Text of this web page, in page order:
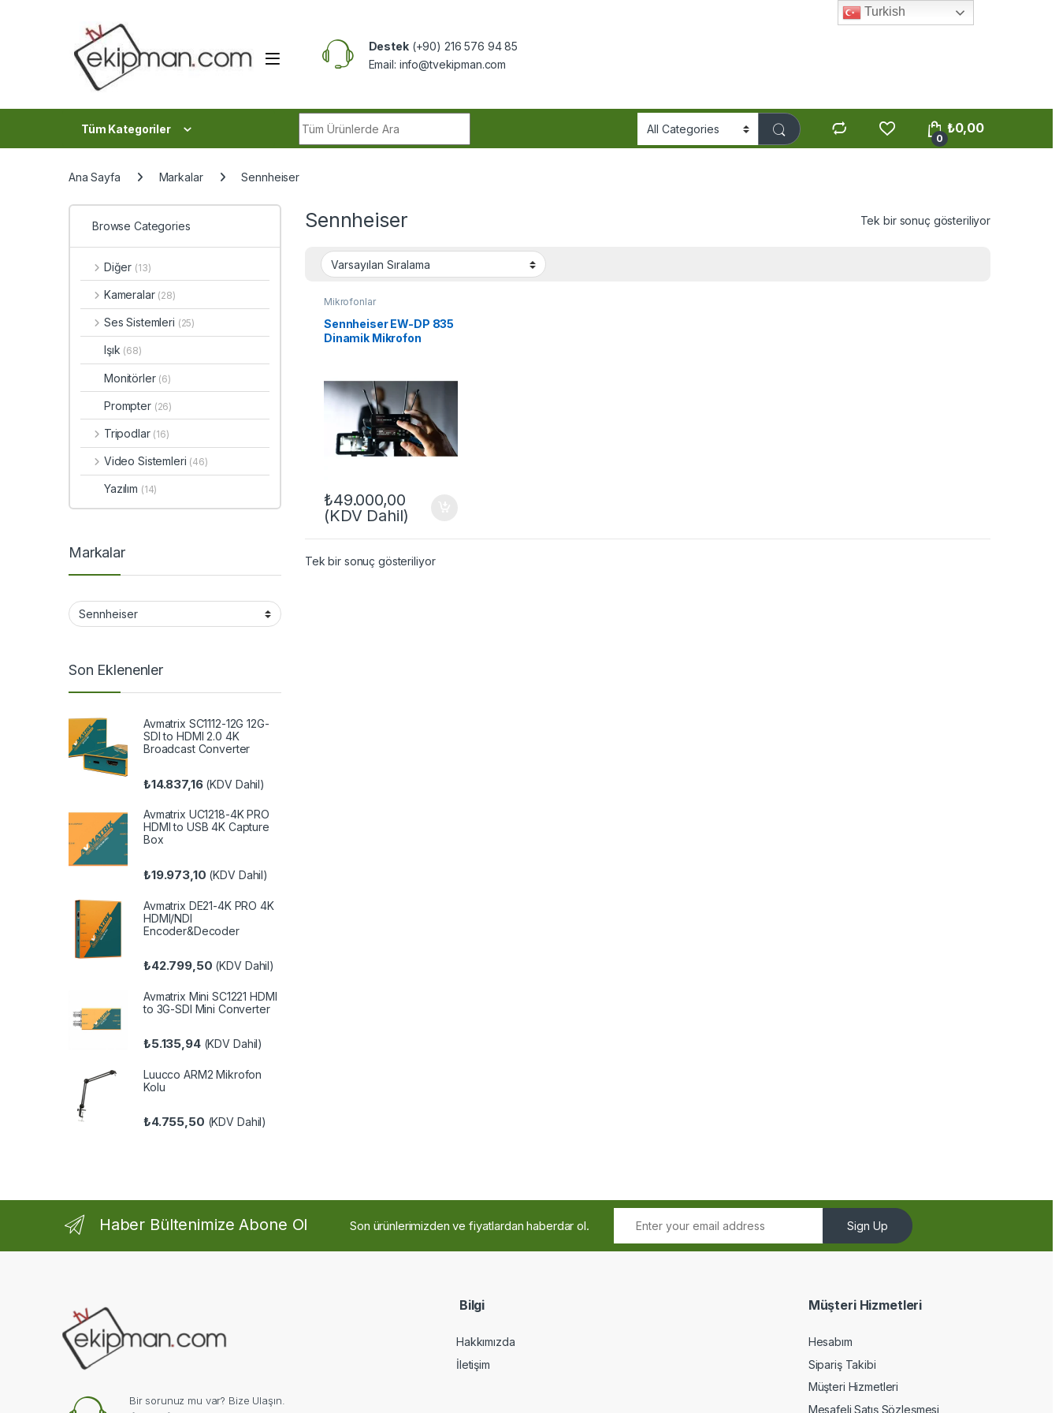
Destek(+90) 216 576 94 85
Email: info@tvekipman.com
Tüm Kategoriler
0
₺0,00
Ana Sayfa Markalar Sennheiser
Sennheiser Tek bir sonuç gösteriliyor
Mikrofonlar
Sennheiser EW-DP 835
Dinamik Mikrofon
₺49.000,00
(KDV Dahil)
Tek bir sonuç gösteriliyor
Browse Categories
Diğer (13)
Kameralar (28)
Ses Sistemleri (25)
Işık (68)
Monitörler (6)
Prompter (26)
Tripodlar (16)
Video Sistemleri (46)
Yazılım (14)
Markalar
Son Eklenenler
Avmatrix SC1112-12G 12G-
SDI to HDMI 2.0 4K
Broadcast Converter
₺14.837,16(KDV Dahil)
Avmatrix UC1218-4K PRO
HDMI to USB 4K Capture
Box
₺19.973,10 (KDV Dahil)
Avmatrix DE21-4K PRO 4K
HDMI/NDI
Encoder&Decoder
₺42.799,50 (KDV Dahil)
Avmatrix Mini SC1221 HDMI
to 3G-SDI Mini Converter
₺5.135,94(KDV Dahil)
Luucco ARM2 Mikrofon
Kolu
₺4.755,50 (KDV Dahil)
Haber Bültenimize Abone Ol Son ürünlerimizden ve fiyatlardan haberdar ol. Sign Up
Bir sorunuz mu var? Bize Ulaşın.
Bilgi
Hakkımızda
İletişim
Müşteri Hizmetleri
Hesabım
Sipariş Takibi
Müşteri Hizmetleri
Mesafeli Satış Sözleşmesi
Turkish